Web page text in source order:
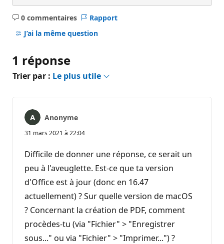
0 commentaires
Aucun
commentaire
Rapport
J’ai la même question
1 réponse
Trier par : Le plus utile
Anonyme
31 mars 2021 à 22:04
Difficile de donner une réponse, ce serait un
peu à l'aveuglette. Est-ce que ta version
d'Office est à jour (donc en 16.47
actuellement) ? Sur quelle version de macOS
? Concernant la création de PDF, comment
procèdes-tu (via "Fichier" > "Enregistrer
sous..." ou via "Fichier" > "Imprimer...") ?